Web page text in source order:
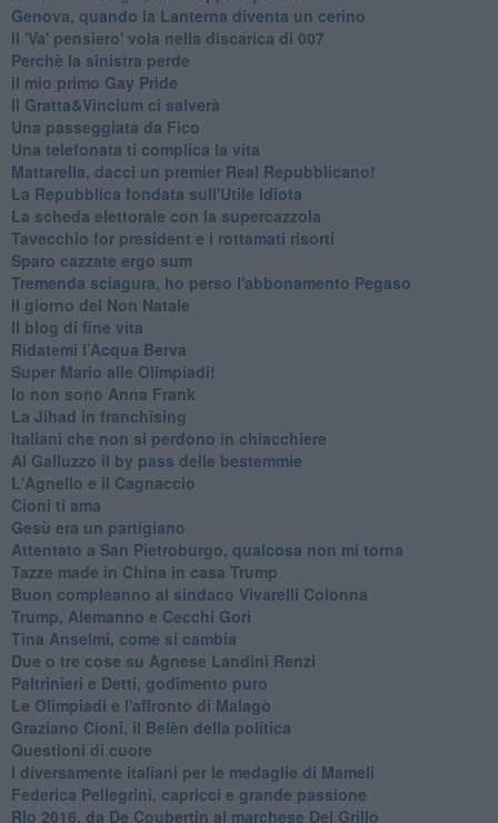
Genova, quando la Lanterna diventa un cerino
Il 'Va' pensiero' vola nella discarica di 007
Perchè la sinistra perde
Il mio primo Gay Pride
Il Gratta&Vincium ci salverà
Una passeggiata da Fico
Una telefonata ti complica la vita
Mattarella, dacci un premier Real Repubblicano!
La Repubblica fondata sull'Utile Idiota
La scheda elettorale con la supercazzola
Tavecchio for president e i rottamati risorti
Sparo cazzate ergo sum
Tremenda sciagura, ho perso l'abbonamento Pegaso
Il giorno del Non Natale
Il blog di fine vita
​Ridatemi l’Acqua Berva
Super Mario alle Olimpiadi!
Io non sono Anna Frank
​La Jihad in franchising
Italiani che non si perdono in chiacchiere
Al Galluzzo il by pass delle bestemmie
L'Agnello e il Cagnaccio
Cioni ti ama
​Gesù era un partigiano
Attentato a San Pietroburgo, qualcosa non mi torna
Tazze made in China in casa Trump
Buon compleanno al sindaco Vivarelli Colonna
Trump, Alemanno e Cecchi Gori
Tina Anselmi, come si cambia
Due o tre cose su Agnese Landini Renzi
Paltrinieri e Detti, godimento puro
Le Olimpiadi e l'affronto di Malagò
Graziano Cioni, il Belèn della politica
Questioni di cuore
I diversamente italiani per le medaglie di Mameli
Federica Pellegrini, capricci e grande passione
RIo 2016, da De Coubertin al marchese Del Grillo